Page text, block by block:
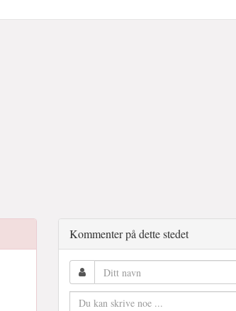
Kommenter på dette stedet